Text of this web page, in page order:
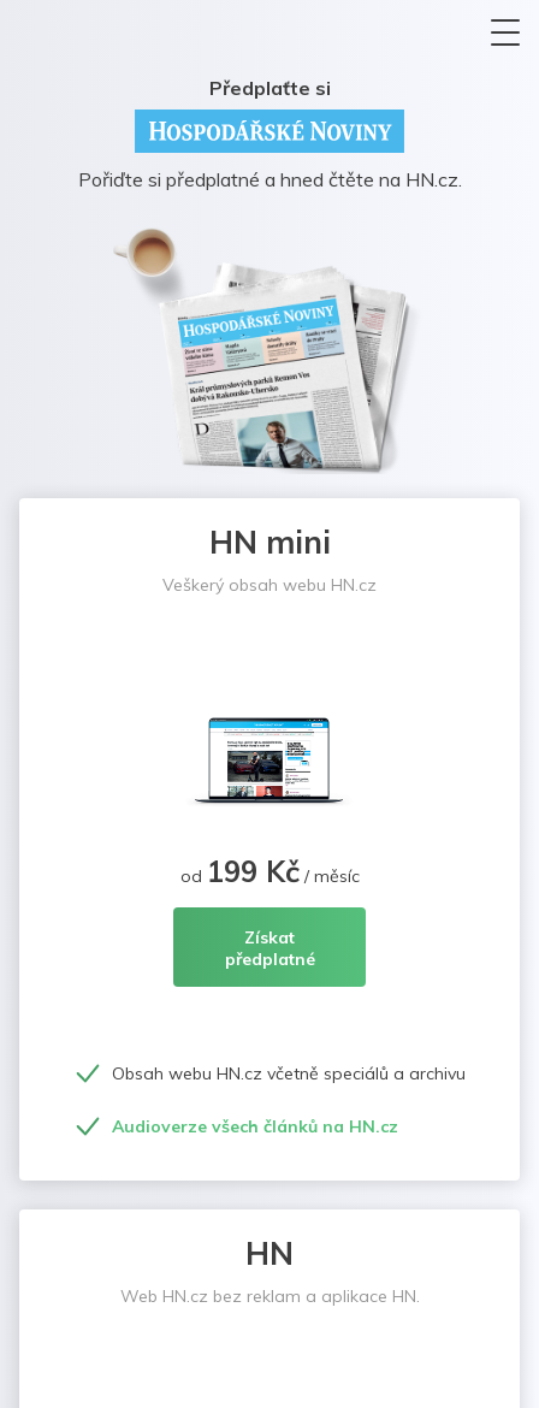
Předplaťte si
Pořiďte si předplatné a hned čtěte na HN.cz.
HN mini
Veškerý obsah webu HN.cz
od 199 Kč/ měsíc
Získat
předplatné
Obsah webu HN.cz včetně speciálů a archivu
Audioverze všech článků na HN.cz
HN
Web HN.cz bez reklam a aplikace HN.